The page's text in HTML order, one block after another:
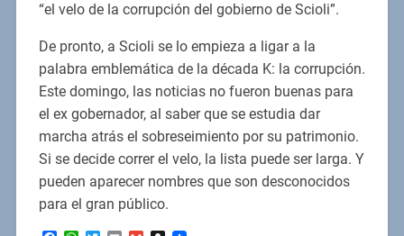
“el velo de la corrupción del gobierno de Scioli”.
De pronto, a Scioli se lo empieza a ligar a la
palabra emblemática de la década K: la corrupción.
Este domingo, las noticias no fueron buenas para
el ex gobernador, al saber que se estudia dar
marcha atrás el sobreseimiento por su patrimonio.
Si se decide correr el velo, la lista puede ser larga. Y
pueden aparecer nombres que son desconocidos
para el gran público.